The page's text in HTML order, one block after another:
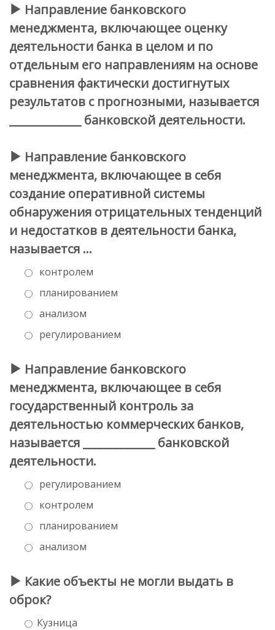
Направление банковского
менеджмента, включающее оценку
деятельности банка в целом и по
отдельным его направлениям на основе
сравнения фактически достигнутых
результатов с прогнозными, называется
_____________ банковской деятельности.
Направление банковского
менеджмента, включающее в себя
создание оперативной системы
обнаружения отрицательных тенденций
и недостатков в деятельности банка,
называется …
контролем
планированием
анализом
регулированием
Направление банковского
менеджмента, включающее в себя
государственный контроль за
деятельностью коммерческих банков,
называется _____________ банковской
деятельности.
регулированием
контролем
планированием
анализом
Какие объекты не могли выдать в
оброк?
Кузница